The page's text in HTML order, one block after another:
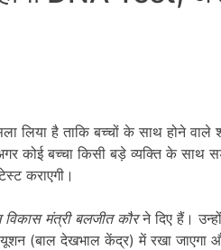
लिया है ताकि बच्चों के साथ होने
बच्चा किसी बड़े व्यक्ति के साथ
कराएगी।
विकास मंत्री बलजीत कौरने दिए हैं।
(बाल देखभाल केंद्र) में रखा